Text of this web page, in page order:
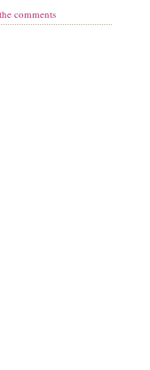
comments